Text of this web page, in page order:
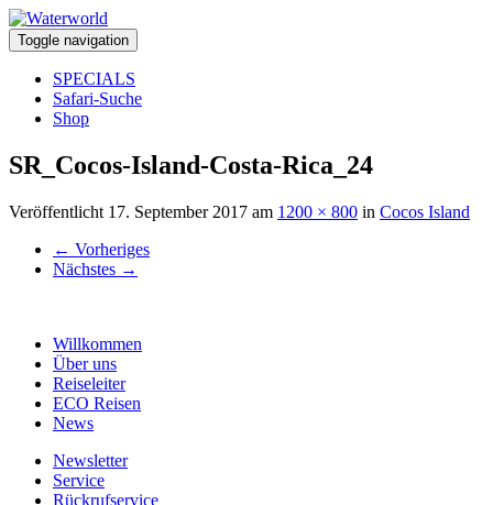
Toggle navigation
SPECIALS
Safari-Suche
Shop
SR_Cocos-Island-Costa-Rica_24
Veröffentlicht 17. September 2017 am 1200 × 800 in Cocos Island
← Vorheriges
Nächstes →
Willkommen
Über uns
Reiseleiter
ECO Reisen
News
Newsletter
Service
Rückrufservice